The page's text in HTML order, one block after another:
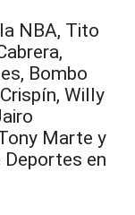
NBA, Tito
Bombo
Willy
Marte y
Deportes en